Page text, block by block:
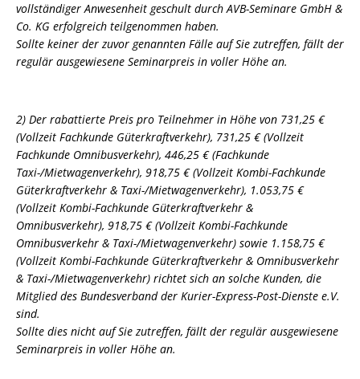
vollständiger Anwesenheit geschult durch AVB-Seminare GmbH &
Co. KG erfolgreich teilgenommen haben.
Sollte keiner der zuvor genannten Fälle auf Sie zutreffen, fällt der
regulär ausgewiesene Seminarpreis in voller Höhe an.
2) Der rabattierte Preis pro Teilnehmer in Höhe von 731,25 €
(Vollzeit Fachkunde Güterkraftverkehr), 731,25 € (Vollzeit
Fachkunde Omnibusverkehr), 446,25 € (Fachkunde
Taxi-/Mietwagenverkehr), 918,75 € (Vollzeit Kombi-Fachkunde
Güterkraftverkehr & Taxi-/Mietwagenverkehr), 1.053,75 €
(Vollzeit Kombi-Fachkunde Güterkraftverkehr &
Omnibusverkehr), 918,75 € (Vollzeit Kombi-Fachkunde
Omnibusverkehr & Taxi-/Mietwagenverkehr) sowie 1.158,75 €
(Vollzeit Kombi-Fachkunde Güterkraftverkehr & Omnibusverkehr
& Taxi-/Mietwagenverkehr) richtet sich an solche Kunden, die
Mitglied des Bundesverband der Kurier-Express-Post-Dienste e.V.
sind.
Sollte dies nicht auf Sie zutreffen, fällt der regulär ausgewiesene
Seminarpreis in voller Höhe an.